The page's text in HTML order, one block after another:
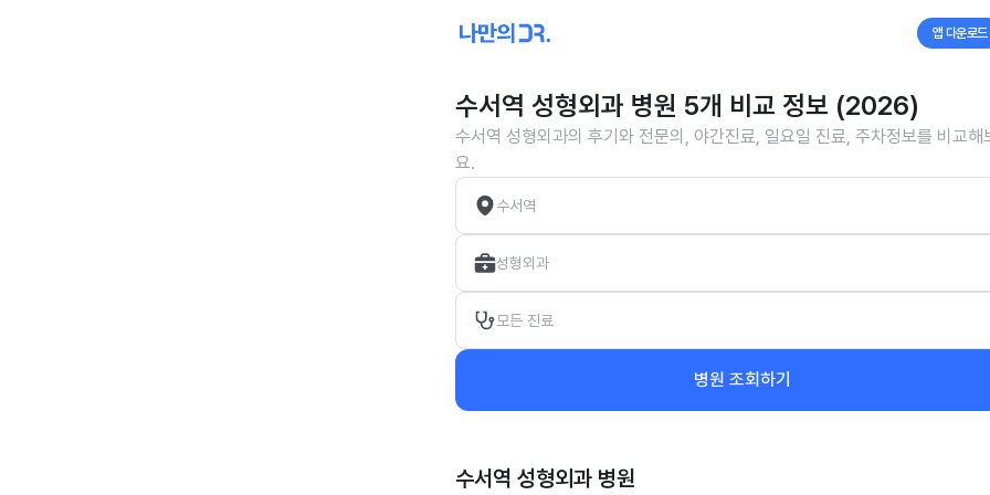
앱 다운로드
수서역 성형외과 병원 5개 비교 정보 (2026)
수서역 성형외과의 후기와 전문의, 야간진료, 일요일 진료, 주차정보를 비교해
요.
수서역
성형외과
모든 진료
병원 조회하기
수서역 성형외과 병원